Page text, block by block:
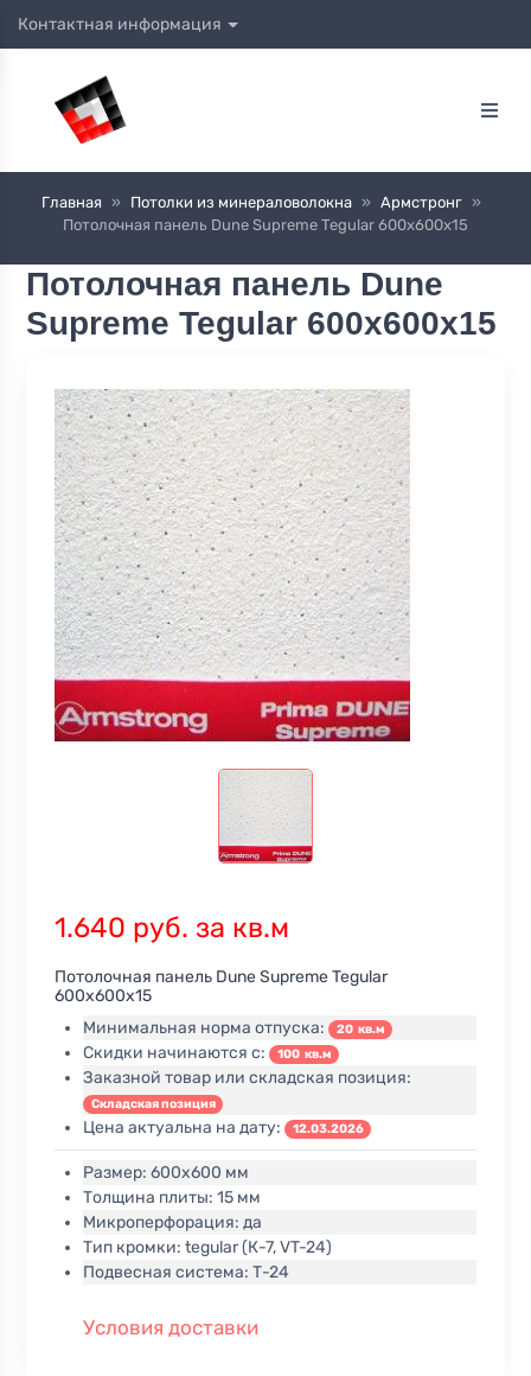
Контактная информация
Главная » Потолки из минераловолокна » Армстронг
»
Потолочная панель Dune Supreme Tegular 600х600х15
Потолочная панель Dune
Supreme Tegular 600х600х15
1.640 руб. за кв.м
Потолочная панель Dune Supreme Tegular
600х600х15
Минимальная норма отпуска:
20 кв.м
Скидки начинаются с: 100 кв.м
Заказной товар или складская позиция:
Складская позиция
Цена актуальна на дату: 12.03.2026
Размер: 600х600 мм
Толщина плиты: 15 мм
Микроперфорация: да
Тип кромки: tegular (К-7, VT-24)
Подвесная система: Т-24
Условия доставки